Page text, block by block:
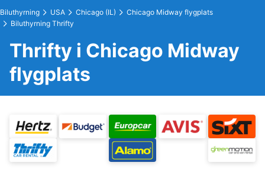
Biluthyrning USA Chicago (IL)
Chicago Midway flygplats
Biluthyrning Thrifty
Thrifty i Chicago Midway
flygplats